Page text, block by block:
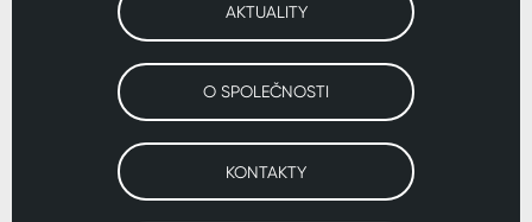
AKTUALITY
O SPOLEČNOSTI
KONTAKTY